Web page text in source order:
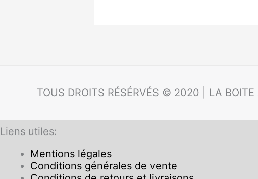
TOUS DROITS RÉSÉRVÉS © 2020 | LA
Liens utiles:
Mentions légales
Conditions générales de vente